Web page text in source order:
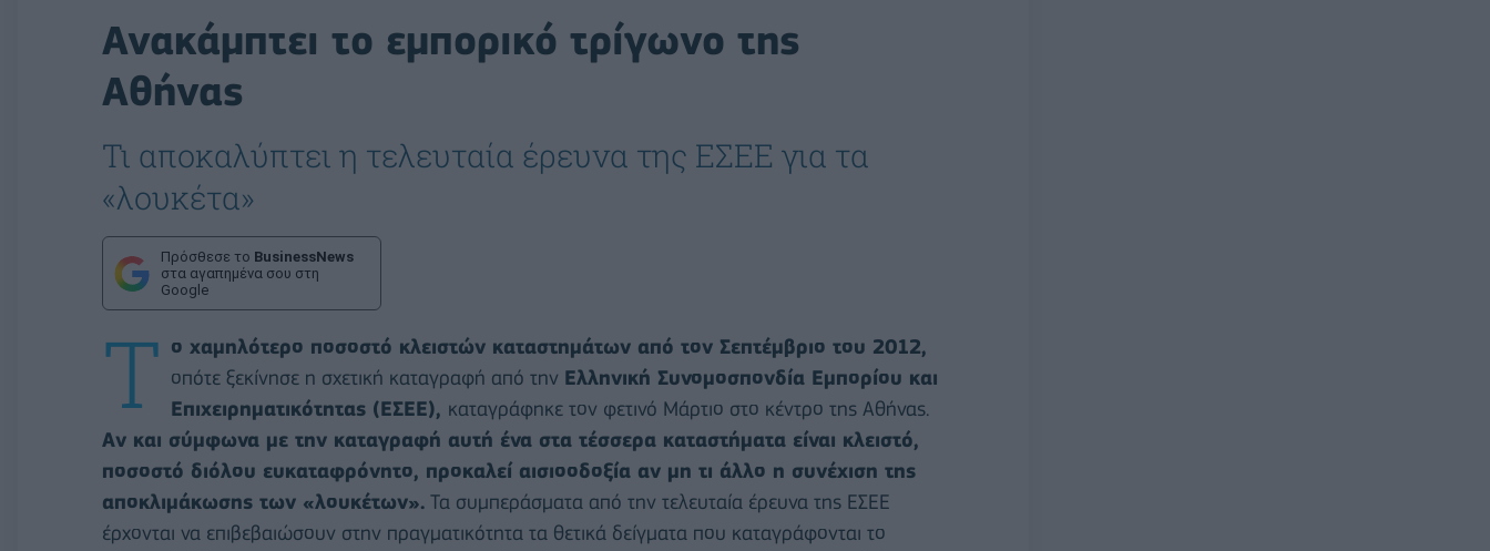
Ανακάμπτει το εμπορικό τρίγωνο της
Αθήνας
Τι αποκαλύπτει η τελευταία έρευνα της ΕΣΕΕ για τα
«λουκέτα»
Πρόσθεσε το BusinessNews
στα αγαπημένα σου στη
Google
Τ ο χαμηλότερο ποσοστό κλειστών καταστημάτων από τον Σεπτέμβριο του 2012,
οπότε ξεκίνησε η σχετική καταγραφή από την Ελληνική Συνομοσπονδία Εμπορίου και
Επιχειρηματικότητας (ΕΣΕΕ), καταγράφηκε τον φετινό Μάρτιο στο κέντρο της Αθήνας.
Αν και σύμφωνα με την καταγραφή αυτή ένα στα τέσσερα καταστήματα είναι κλειστό,
ποσοστό διόλου ευκαταφρόνητο, προκαλεί αισιοοδοξία αν μη τι άλλο η συνέχιση της
αποκλιμάκωσης των «λουκέτων». Τα συμπεράσματα από την τελευταία έρευνα της ΕΣΕΕ
έρχονται να επιβεβαιώσουν στην πραγματικότητα τα θετικά δείγματα που καταγράφονται το